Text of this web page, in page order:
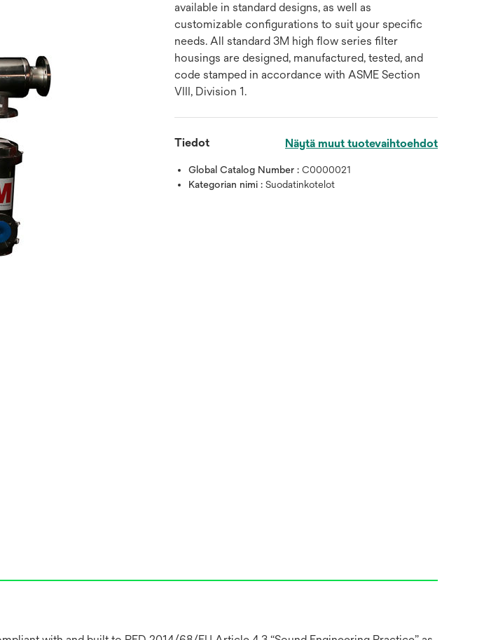
available in standard designs, as well as
customizable configurations to suit your specific
needs. All standard 3M high flow series filter
housings are designed, manufactured, tested, and
code stamped in accordance with ASME Section
VIII, Division 1.
Tiedot Näytä muut tuotevaihtoehdot
Global Catalog Number :C0000021
Kategorian nimi :Suodatinkotelot